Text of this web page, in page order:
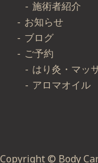
施術者紹介
お知らせ
ブログ
ご予約
はり灸・マッ
アロマオイル
Copyright © Body